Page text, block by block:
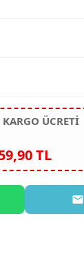
ÜCRETİ
TL